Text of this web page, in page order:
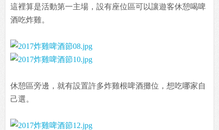
這裡算是活動第一主場，設有座位區可以讓遊客休憩喝啤
酒吃炸雞。
休憩區旁邊，就有設置許多炸雞根啤酒攤位，想吃哪家自
己選。